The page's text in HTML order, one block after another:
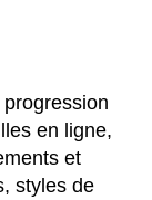
en ligne,
et
styles de